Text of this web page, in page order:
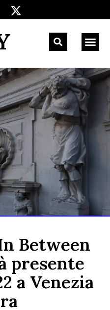
Between
presente
a Venezia